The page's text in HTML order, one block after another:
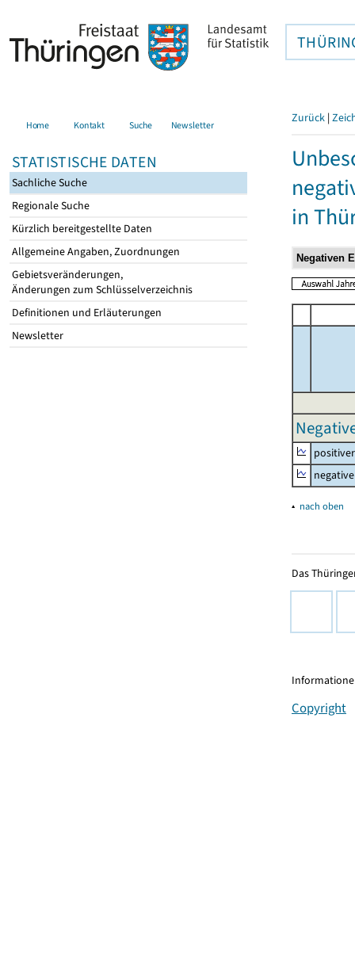
Home Kontakt Suche Newsletter
STATISTISCHE DATEN
Sachliche Suche
Regionale Suche
Kürzlich bereitgestellte Daten
Allgemeine Angaben, Zuordnungen
Gebietsveränderungen,
Änderungen zum Schlüsselverzeichnis
Definitionen und Erläuterungen
Newsletter
Zurück |
in
▴ nach oben
Das
Copyright